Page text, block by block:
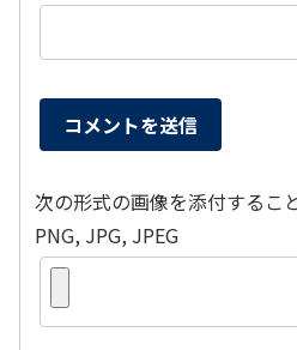
次の形式の画像を添付するこ
PNG, JPG, JPEG